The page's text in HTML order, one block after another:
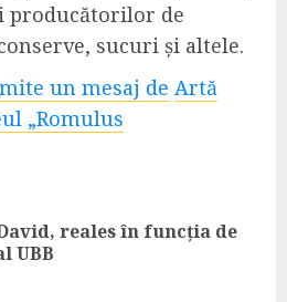
producătorilor de
sucuri și altele.
un mesaj de Artă
„Romulus
reales în funcția de
UBB